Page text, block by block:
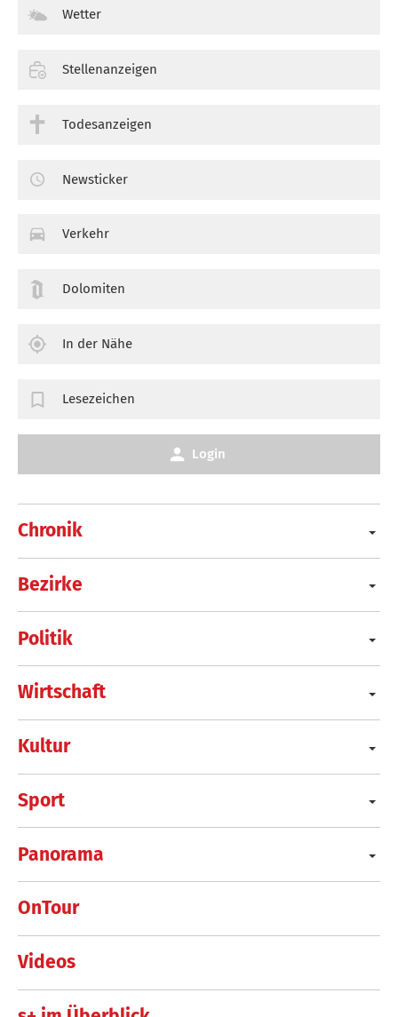
Chronik
Bezirke
Politik
Wirtschaft
Kultur
Sport
Panorama
OnTour
Videos
Wetter
Stellenanzeigen
Todesanzeigen
Newsticker
Verkehr
Dolomiten
In der Nähe
Lesezeichen
Login